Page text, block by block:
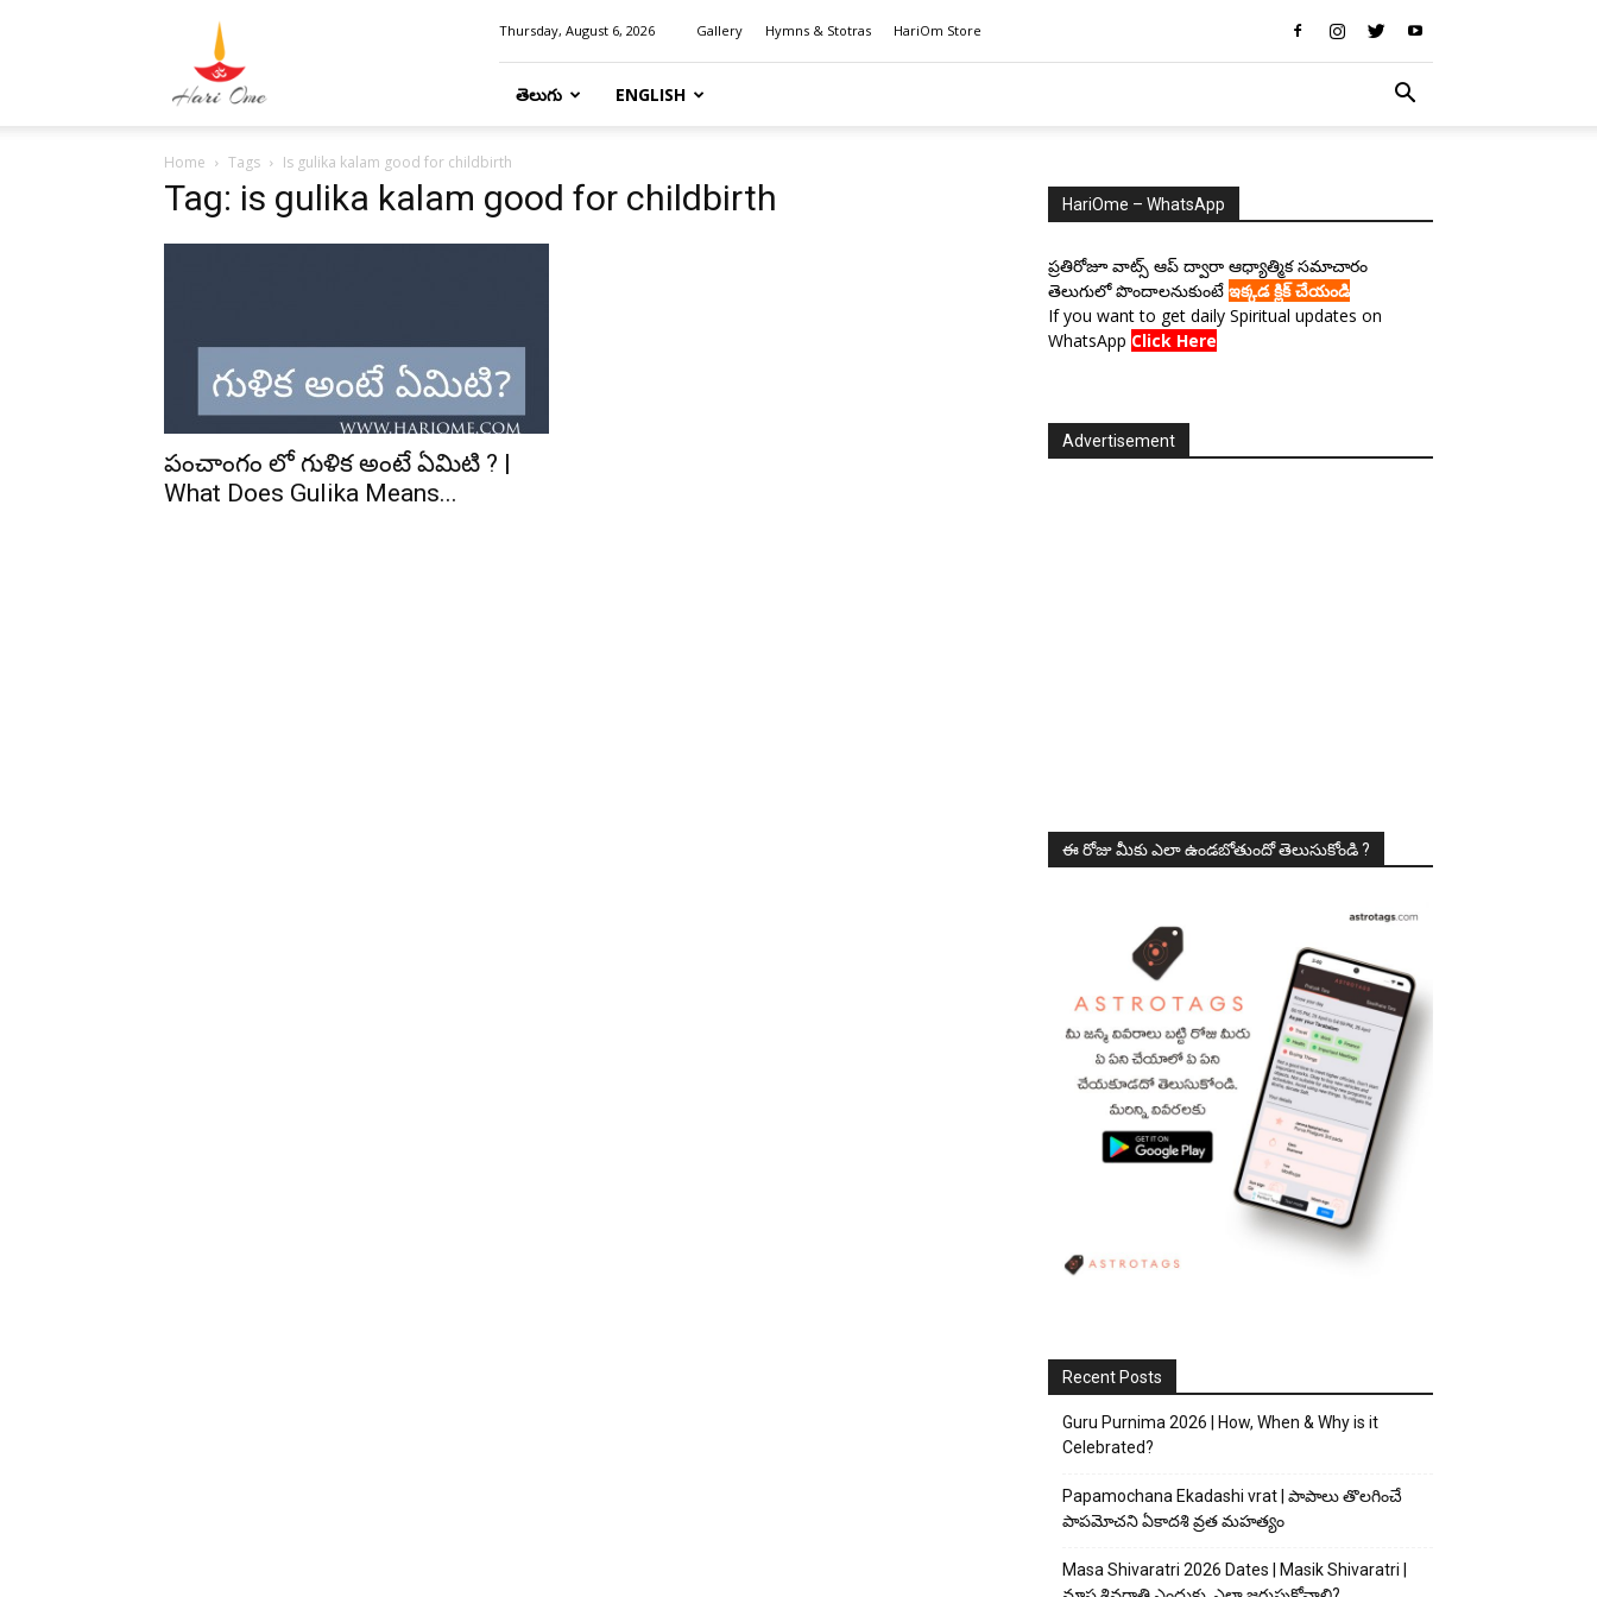
Thursday, August 6, 2026 Gallery Hymns & Stotras HariOm Store
తెలుగు ENGLISH
Home Tags Is gulika kalam good for childbirth
Tag: is gulika kalam good for childbirth
పంచాంగం లో గుళిక అంటే ఏమిటి ? |
What Does Gulika Means...
HariOme – WhatsApp
ప్రతిరోజూ వాట్స్ ఆప్ ద్వారా ఆధ్యాత్మిక సమాచారం
తెలుగులో పొందాలనుకుంటే ఇక్కడ క్లిక్ చేయండి
If you want to get daily Spiritual updates on
WhatsApp Click Here
Advertisement
ఈ రోజు మీకు ఎలా ఉండబోతుందో తెలుసుకోండి ?
Recent Posts
Guru Purnima 2026 | How, When & Why is it
Celebrated?
Papamochana Ekadashi vrat | పాపాలు తొలగించే
పాపమోచని ఏకాదశి వ్రత మహత్యం
Masa Shivaratri 2026 Dates | Masik Shivaratri |